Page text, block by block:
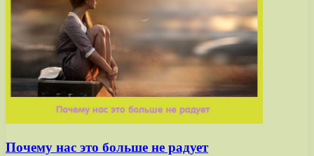
Почему нас это больше не радует